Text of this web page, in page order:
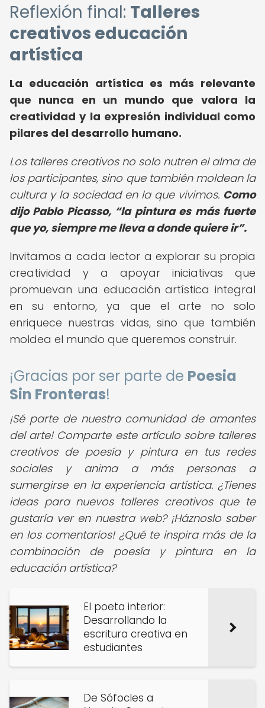
Reflexión final: Talleres
creativos educación
artística
La educación artística es más relevante
que nunca en un mundo que valora la
creatividad y la expresión individual como
pilares del desarrollo humano.
Los talleres creativos no solo nutren el alma de
los participantes, sino que también moldean la
cultura y la sociedad en la que vivimos. Como
dijo Pablo Picasso,
la pintura es más fuerte
que yo, siempre me lleva a donde quiere ir .
Invitamos a cada lector a explorar su propia
creatividad y a apoyar iniciativas que
promuevan una educación artística integral
en su entorno, ya que el arte no solo
enriquece nuestras vidas, sino que también
moldea el mundo que queremos construir.
¡Gracias por ser parte de Poesia
Sin Fronteras!
¡Sé parte de nuestra comunidad de amantes
del arte! Comparte este artículo sobre talleres
creativos de poesía y pintura en tus redes
sociales y anima a más personas a
sumergirse en la experiencia artística. ¿Tienes
ideas para nuevos talleres creativos que te
gustaría ver en nuestra web? ¡Háznoslo saber
en los comentarios! ¿Qué te inspira más de la
combinación de poesía y pintura en la
educación artística?
El poeta interior:
Desarrollando la
escritura creativa en
estudiantes
De Sófocles a